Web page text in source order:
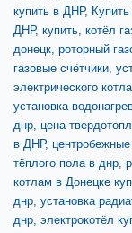
купить в ДНР,
ДНР, купить, котёл
донецк, роторный
газовые счётчики,
электрического
установка
днр, цена
в ДНР,
тёплого пола в днр,
котлам в Донецке
днр, установка
днр, электрокотёл